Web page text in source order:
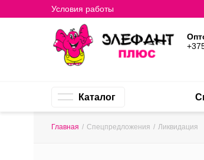
Условия работы
Каталог
Главная / Спецпредложения / Ликвидация